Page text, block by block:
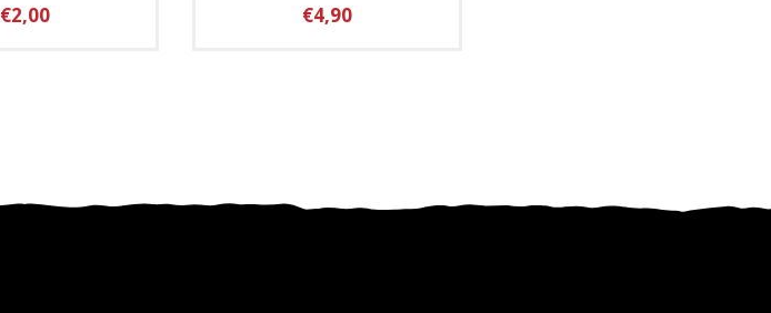
€2,00 €4,90